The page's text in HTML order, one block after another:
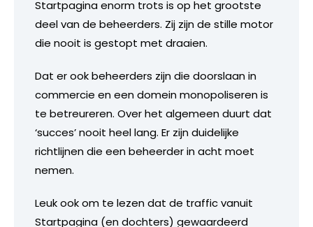
Startpagina enorm trots is op het grootste
deel van de beheerders. Zij zijn de stille motor
die nooit is gestopt met draaien.
Dat er ook beheerders zijn die doorslaan in
commercie en een domein monopoliseren is
te betreureren. Over het algemeen duurt dat
‘succes’ nooit heel lang. Er zijn duidelijke
richtlijnen die een beheerder in acht moet
nemen.
Leuk ook om te lezen dat de traffic vanuit
Startpagina (en dochters) gewaardeerd